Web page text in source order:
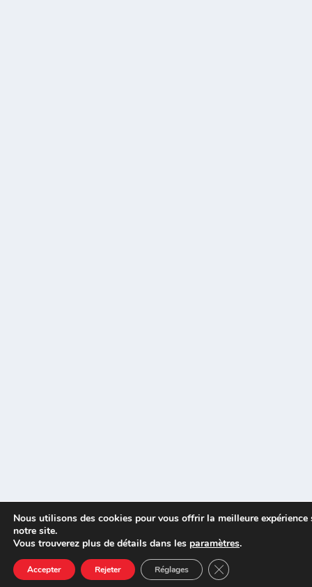
Nous utilisons des cookies pour vous offrir la meilleure expérience
notre site.
Vous trouverez plus de détails dans les paramètres.
Accepter Rejeter Réglages CLOSE GDPR